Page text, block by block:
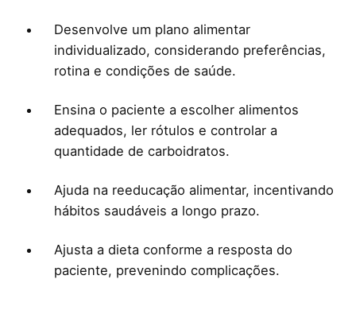
Desenvolve um plano alimentar
individualizado, considerando preferências,
rotina e condições de saúde.
Ensina o paciente a escolher alimentos
adequados, ler rótulos e controlar a
quantidade de carboidratos.
Ajuda na reeducação alimentar, incentivando
hábitos saudáveis a longo prazo.
Ajusta a dieta conforme a resposta do
paciente, prevenindo complicações.